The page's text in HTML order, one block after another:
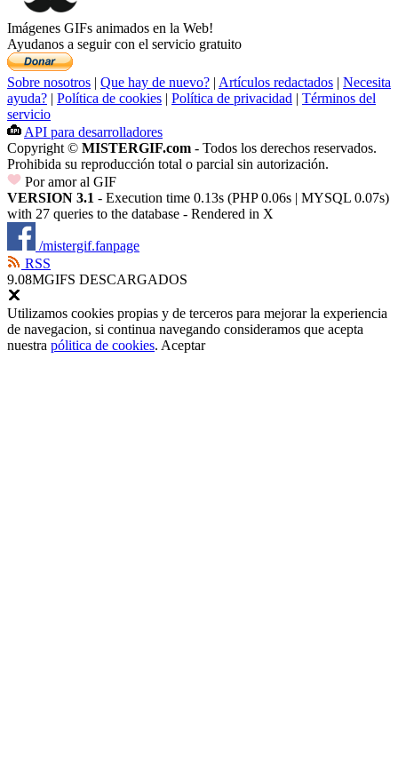
Imágenes GIFs animados en la Web!
Ayudanos a seguir con el servicio gratuito
Sobre nosotros | Que hay de nuevo? | Artículos redactados | Necesita
ayuda? | Política de cookies | Política de privacidad | Términos del
servicio
API para desarrolladores
Copyright © MISTERGIF.com - Todos los derechos reservados.
Prohibida su reproducción total o parcial sin autorización.
Por amor al GIF
VERSION 3.1 - Execution time 0.13s (PHP 0.06s | MYSQL 0.07s)
with 27 queries to the database - Rendered in X
/mistergif.fanpage
RSS
9.08MGIFS DESCARGADOS
Utilizamos cookies propias y de terceros para mejorar la experiencia
de navegacion, si continua navegando consideramos que acepta
nuestra pólitica de cookies. Aceptar